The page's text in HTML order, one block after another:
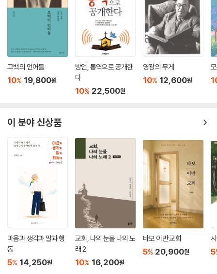
고백의 언어들
10% 19,800원
방언, 통역으로 공개한
다
10% 22,500원
영광의 무게
10% 12,600원
이 분야 신상품
마음과 생각과 말과 행
동
5% 14,250원
교회, 나의 눈물 나의 노
래 2
10% 16,200원
바보 이반 교회
5% 20,900원 5